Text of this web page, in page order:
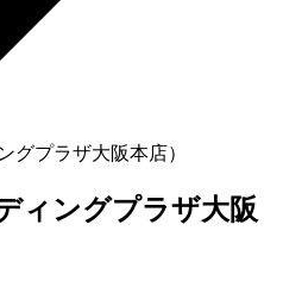
グプラザ大阪本店）
ィングプラザ大阪